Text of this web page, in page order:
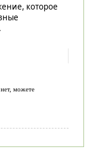
которое
можете